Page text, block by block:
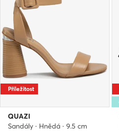
Příležitost
QUAZI
Sandály · Hnědá · 9.5 cm